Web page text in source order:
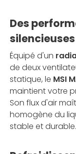
Des
silencieuses
Équipé d'un
de deux
statique, le MSI
maintient votre
Son flux d'air
homogène du
stable et durable.